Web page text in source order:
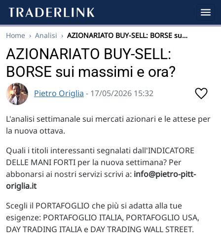
Home › Analisi › AZIONARIATO BUY-SELL: BORSE su…
AZIONARIATO BUY-SELL:
BORSE sui massimi e ora?
Pietro Origlia - 17/05/2026 15:32
L'analisi settimanale sui mercati azionari e le attese per
la nuova ottava.
Quali i titoli interessanti segnalati dall'INDICATORE
DELLE MANI FORTI per la nuova settimana? Per
abbonarsi ai nostri servizi scrivi a: info@pietro-pitt-
origlia.it
Scegli il PORTAFOGLIO che più si adatta alla tue
esigenze: PORTAFOGLIO ITALIA, PORTAFOGLIO USA,
DAY TRADING ITALIA e DAY TRADING WALL STREET.